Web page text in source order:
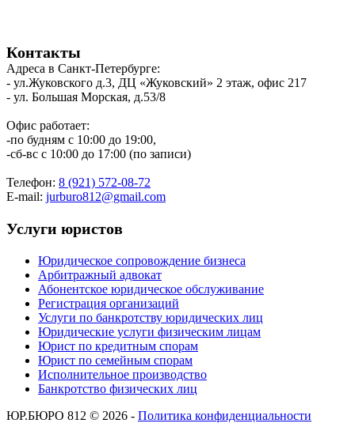
Контакты
Адреса в Санкт-Петербурге:
- ул.Жуковского д.3, ДЦ «Жуковский» 2 этаж, офис 217
- ул. Большая Морская, д.53/8
Офис работает:
-по будням с 10:00 до 19:00,
-сб-вс с 10:00 до 17:00 (по записи)
Телефон: 8 (921) 572-08-72
E-mail: jurburo812@gmail.com
Услуги юристов
Юридическое сопровождение бизнеса
Арбитражный адвокат
Абонентское юридическое обслуживание
Регистрация организаций
Услуги по банкротству юридических лиц
Юридические услуги физическим лицам
Юрист по кредитным спорам
Юрист по семейным спорам
Исполнительное производство
Банкротство физических лиц
ЮР.БЮРО 812 © 2026 - Политика конфиденциальности